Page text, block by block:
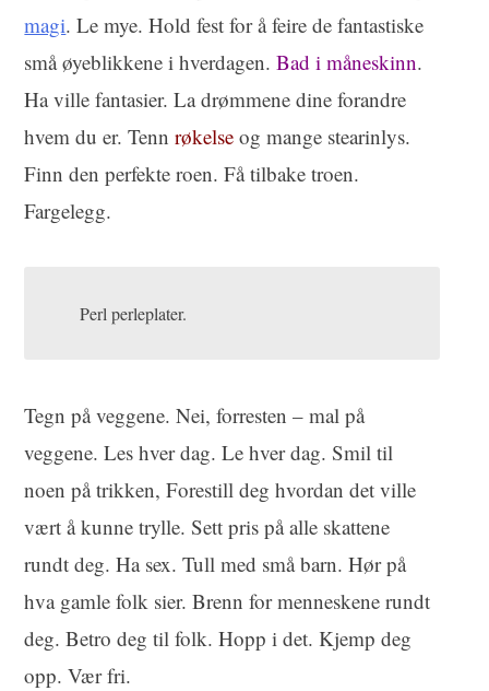
magi. Le mye. Hold fest for å feire de fantastiske
små øyeblikkene i hverdagen.Bad i måneskinn.
Ha ville fantasier. La drømmene dine forandre
hvem du er. Tennrøkelse og mange stearinlys.
Finn den perfekte roen. Få tilbake troen.
Fargelegg.
Perl perleplater.
Tegn på veggene. Nei, forresten – mal på
veggene. Les hver dag. Le hver dag. Smil til
noen på trikken, Forestill deg hvordan det ville
vært å kunne trylle. Sett pris på alle skattene
rundt deg. Ha sex. Tull med små barn. Hør på
hva gamle folk sier. Brenn for menneskene rundt
deg. Betro deg til folk. Hopp i det. Kjemp deg
opp. Vær fri.